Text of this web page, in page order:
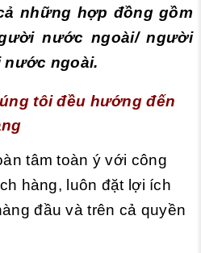
những hợp đồng gồm
nước ngoài/ người
nước ngoài.
tôi đều hướng đến
tâm toàn ý với công
hàng, luôn đặt lợi ích
đầu và trên cả quyền